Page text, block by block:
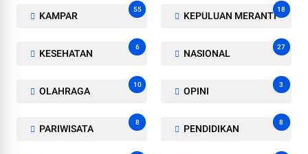
KAMPAR
55
KEPULUAN MERANTI
18
KESEHATAN
6
NASIONAL
27
OLAHRAGA
10
OPINI
3
PARIWISATA
8
PENDIDIKAN
8